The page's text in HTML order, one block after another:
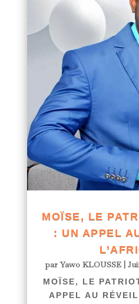
MOÏSE, LE
: UN APPEL
parYawo KLOUSSE|
MOÏSE, LE
APPEL AU